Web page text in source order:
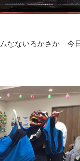
なないろかさか 今